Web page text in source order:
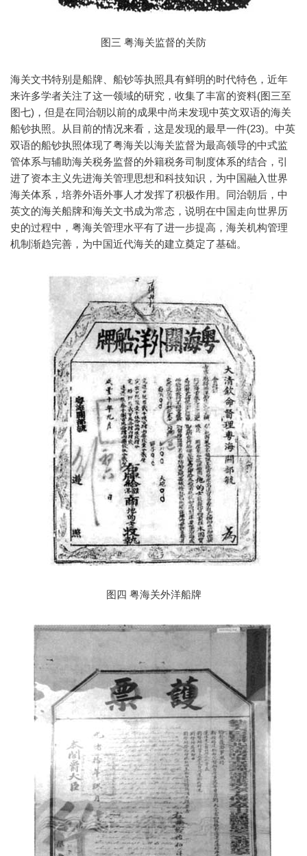
图三 粤海关监督的关防
海关文书特别是船牌、船钞等执照具有鲜明的时代特色，近年
来许多学者关注了这一领域的研究，收集了丰富的资料(图三至
图七)，但是在同治朝以前的成果中尚未发现中英文双语的海关
船钞执照。从目前的情况来看，这是发现的最早一件(23)。中英
双语的船钞执照体现了粤海关以海关监督为最高领导的中式监
管体系与辅助海关税务监督的外籍税务司制度体系的结合，引
进了资本主义先进海关管理思想和科技知识，为中国融入世界
海关体系，培养外语外事人才发挥了积极作用。同治朝后，中
英文的海关船牌和海关文书成为常态，说明在中国走向世界历
史的过程中，粤海关管理水平有了进一步提高，海关机构管理
机制渐趋完善，为中国近代海关的建立奠定了基础。
图四 粤海关外洋船牌